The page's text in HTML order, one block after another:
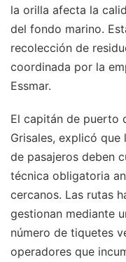
la orilla afecta la
del fondo marino.
recolección de
coordinada por la
Essmar.
El capitán de puerto
Grisales, explicó
de pasajeros deben
técnica obligatoria
cercanos. Las rutas
gestionan mediante
número de tiquetes
operadores que